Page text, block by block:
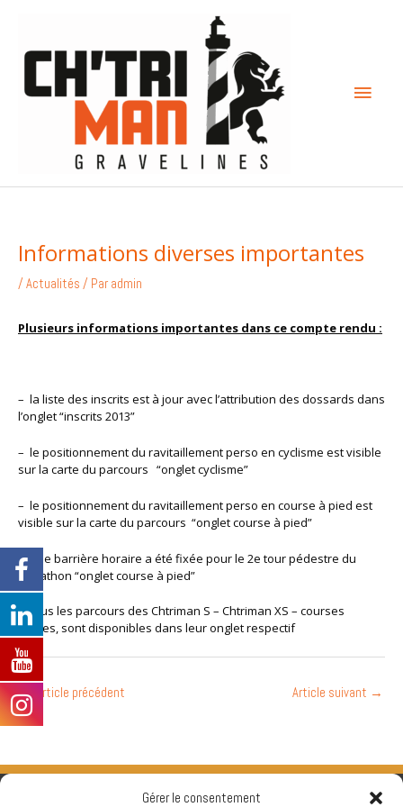
Gérer le consentement
contenu
Informations diverses importantes
/Actualités / Par admin
Plusieurs informations importantes dans ce compte rendu :
– la liste des inscrits est à jour avec l’attribution des dossards dans
l’onglet “inscrits 2013”
– le positionnement du ravitaillement perso en cyclisme est visible
sur la carte du parcours “onglet cyclisme”
– le positionnement du ravitaillement perso en course à pied est
visible sur la carte du parcours “onglet course à pied”
– une barrière horaire a été fixée pour le 2e tour pédestre du
marathon “onglet course à pied”
– tous les parcours des Chtriman S – Chtriman XS – courses
Jeunes, sont disponibles dans leur onglet respectif
← Article précédent Article suivant →